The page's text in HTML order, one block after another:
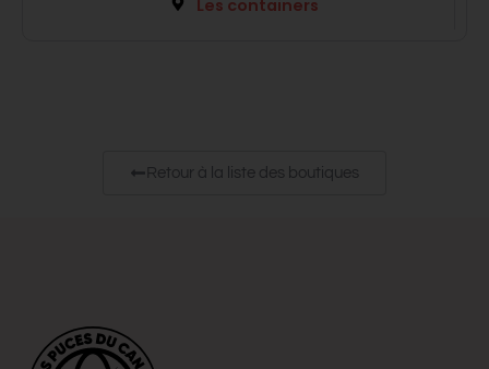
Les containers
Retour à la liste des boutiques